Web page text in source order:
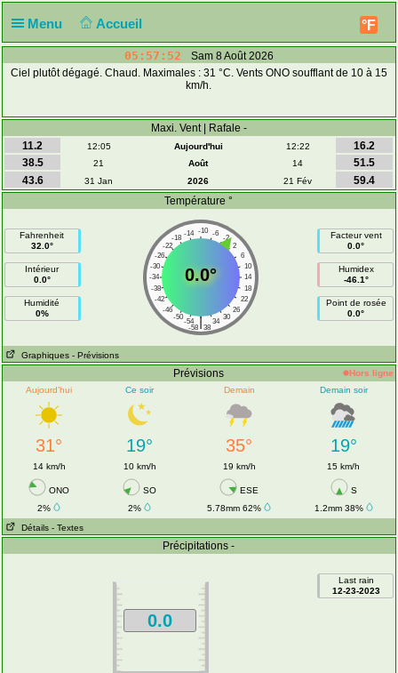
Menu Accueil °F
05:57:52
Sam 8 Août 2026
Ciel plutôt dégagé. Chaud. Maximales : 31 °C. Vents ONO soufflant de 10 à 15
km/h.
Maxi. Vent | Rafale -
11.2
12:05 Aujourd'hui 12:22
16.2
38.5
21 Août 14
51.5
43.6
31 Jan 2026 21 Fév
59.4
Température °
Fahrenheit
32.0°
Intérieur
0.0°
Humidité
0%
-10
-14 -6
-18
-2
-22
2
-26
6
-30
10
-34
14
-38
18
-42
22
-46
26
-50
30
-54 34
|
-58 38
0.0°
Facteur vent
0.0°
Humidex
-46.1°
Point de rosée
0.0°
Graphiques - Prévisions
Prévisions
Hors ligne
Aujourd’hui
Ce soir Demain Demain soir
31° 19° 35° 19°
14 km/h 10 km/h 19 km/h 15 km/h
ONO SO ESE
S
2%
2% 5.78mm 62%
1.2mm 38%
Détails - Textes
Précipitations -
0.0
Last rain
12-23-2023